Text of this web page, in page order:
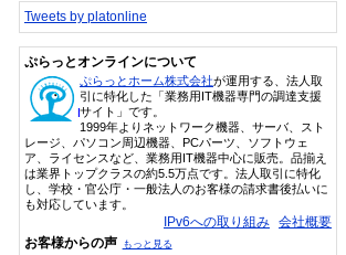
Tweets by platonline
ぷらっとオンラインについて
ぷらっとホーム株式会社が運用する、法人取
引に特化した「業務用IT機器専門の調達支援
サイト」です。
1999年よりネットワーク機器、サーバ、スト
レージ、パソコン周辺機器、PCパーツ、ソフトウェ
ア、ライセンスなど、業務用IT機器中心に販売。品揃え
は業界トップクラスの約5.5万点です。法人取引に特化
し、学校・官公庁・一般法人のお客様の請求書後払いに
も対応しています。
IPv6への取り組み 会社概要
お客様からの声 もっと見る